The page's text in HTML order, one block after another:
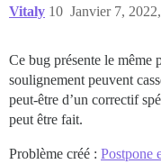
Vitaly Janvier 7,
10
Ce bug présente le même
soulignement peuvent
peut-être d’un correctif
peut être fait.
Problème créé : Postpone